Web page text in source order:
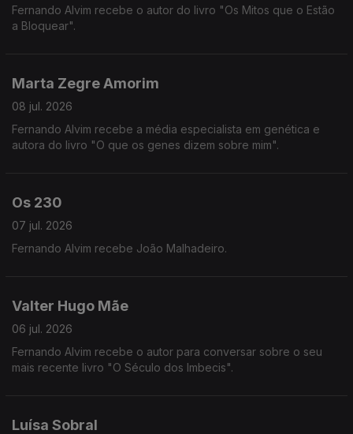
Fernando Alvim recebe o autor do livro "Os Mitos que o Estão
a Bloquear".
Marta Zegre Amorim
08 jul. 2026
Fernando Alvim recebe a média especialista em genética e
autora do livro "O que os genes dizem sobre mim".
Os 230
07 jul. 2026
Fernando Alvim recebe João Malhadeiro.
Valter Hugo Mãe
06 jul. 2026
Fernando Alvim recebe o autor para conversar sobre o seu
mais recente livro "O Século dos Imbecis".
Luísa Sobral